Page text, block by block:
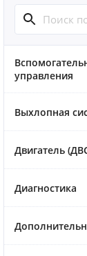
управления
Выхлопная
Двигатель
Диагностика